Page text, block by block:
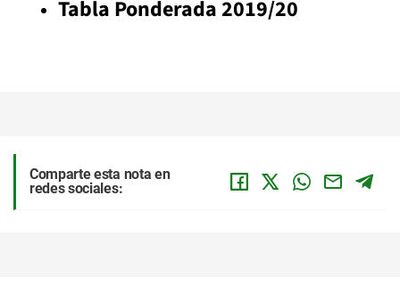
Tabla Ponderada 2019/20
Comparte esta nota en
redes sociales: